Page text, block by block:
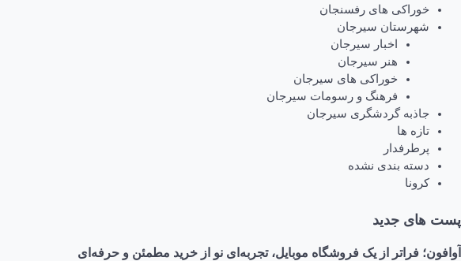
خوراکی های رفسنجان
شهرستان سیرجان
اخبار سیرجان
هنر سیرجان
خوراکی های سیرجان
فرهنگ و رسومات سیرجان
جاذبه گردشگری سیرجان
تازه ها
پرطرفدار
دسته بندی نشده
کرونا
پست های جدید
آوافون؛ فراتر از یک فروشگاه موبایل، تجربه‌ای نو از خرید مطمئن و حرفه‌ای